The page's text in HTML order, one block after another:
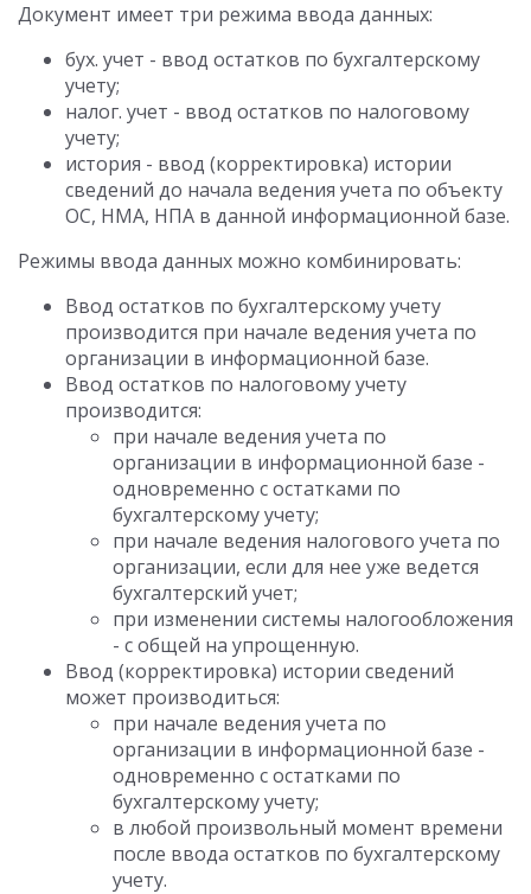
Документ имеет три режима ввода данных:
бух. учет - ввод остатков по бухгалтерскому
учету;
налог. учет - ввод остатков по налоговому
учету;
история - ввод (корректировка) истории
сведений до начала ведения учета по объекту
ОС, НМА, НПА в данной информационной базе.
Режимы ввода данных можно комбинировать:
Ввод остатков по бухгалтерскому учету
производится при начале ведения учета по
организации в информационной базе.
Ввод остатков по налоговому учету
производится:
при начале ведения учета по
организации в информационной базе -
одновременно с остатками по
бухгалтерскому учету;
при начале ведения налогового учета по
организации, если для нее уже ведется
бухгалтерский учет;
при изменении системы налогообложения
- с общей на упрощенную.
Ввод (корректировка) истории сведений
может производиться:
при начале ведения учета по
организации в информационной базе -
одновременно с остатками по
бухгалтерскому учету;
в любой произвольный момент времени
после ввода остатков по бухгалтерскому
учету.